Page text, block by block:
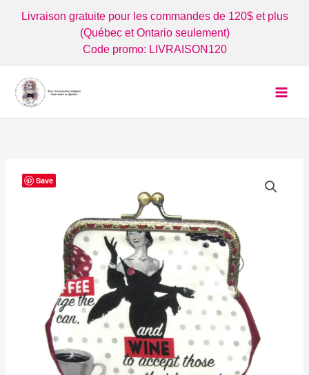
Livraison gratuite pour les commandes de 120$ et plus
(Québec et Ontario seulement)
Code promo: LIVRAISON120
Save